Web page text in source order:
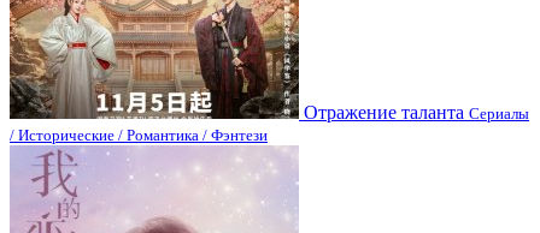
Отражение таланта Сериалы
/ Исторические / Романтика / Фэнтези